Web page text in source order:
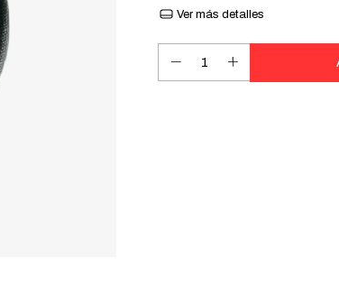
Ver más detalles